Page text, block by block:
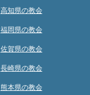
高知県の教会
福岡県の教会
佐賀県の教会
長崎県の教会
熊本県の教会